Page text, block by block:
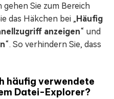
gehen Sie zum Bereich
das Häkchen bei „Häufig
anzeigen“ und
“. So verhindern Sie, dass
häufig verwendete
Datei-Explorer?